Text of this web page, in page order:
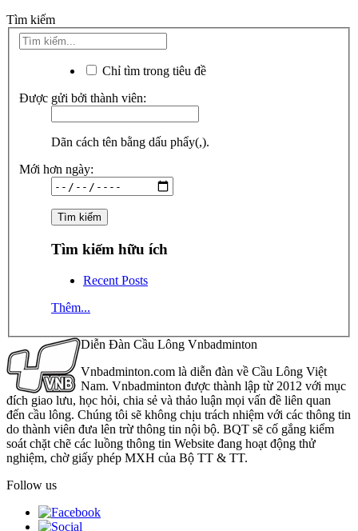
Tìm kiếm
Chỉ tìm trong tiêu đề
Được gửi bởi thành viên:
Dãn cách tên bằng dấu phẩy(,).
Mới hơn ngày:
Tìm kiếm hữu ích
Recent Posts
Thêm...
Diễn Đàn Cầu Lông Vnbadminton
Vnbadminton.com là diễn đàn về Cầu Lông Việt
Nam. Vnbadminton được thành lập từ 2012 với mục
đích giao lưu, học hỏi, chia sẻ và thảo luận mọi vấn đề liên quan
đến cầu lông. Chúng tôi sẽ không chịu trách nhiệm với các thông tin
do thành viên đưa lên trừ thông tin nội bộ. BQT sẽ cố gắng kiểm
soát chặt chẽ các luồng thông tin Website đang hoạt động thử
nghiệm, chờ giấy phép MXH của Bộ TT & TT.
Follow us